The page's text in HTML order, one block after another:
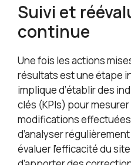
Suivi et
continue
Une fois les actions
résultats est une étape
implique d’établir des
clés (KPIs) pour mesurer
modifications
d’analyser
évaluer l’efficacité du